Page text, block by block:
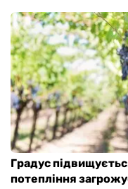
Градус
потепління